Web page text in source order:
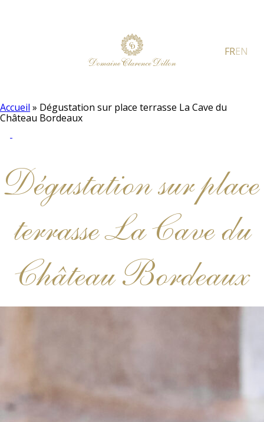
FREN
Accueil » Dégustation sur place terrasse La Cave du
Château Bordeaux
Dégustation sur place
terrasse La Cave du
Château Bordeaux